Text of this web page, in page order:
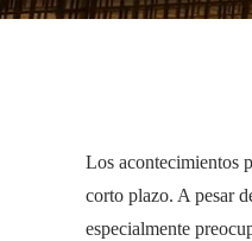
Los acontecimientos
corto plazo. A pesar
especialmente